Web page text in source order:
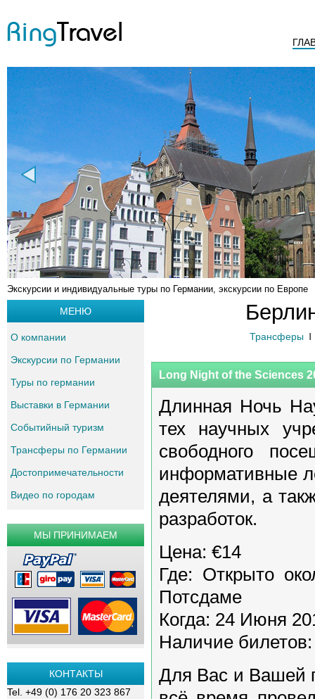
Экскурсии и индивидуальные туры по Германии, экскурсии по Европе
Трансферы
Long Night of the Sciences
Длинная Ночь
тех научных
свободного
информативные
деятелями, а
разработок.
Цена: €14
Где: Открыто
Потсдаме
Когда: 24 Июня
Наличие билетов:
Для Вас и Вашей
МЕНЮ
О компании
Экскурсии по Германии
Туры по германии
Выставки в Германии
Событийный туризм
Трансферы по Германии
Достопримечательности
Видео по городам
МЫ ПРИНИМАЕМ
КОНТАКТЫ
Tel. +49 (0) 176 20 323 867